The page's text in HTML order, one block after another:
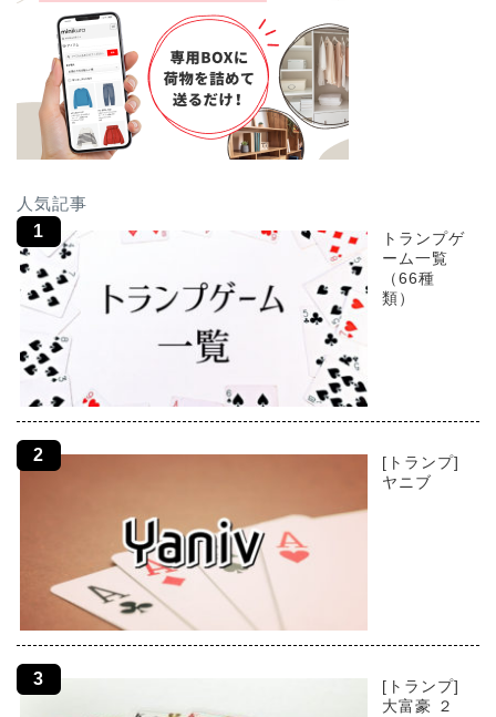
人気記事
トランプゲ
ーム一覧
（66種
類）
[トランプ]
ヤニブ
[トランプ]
大富豪 ２